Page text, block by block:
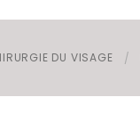
DU VISAGE